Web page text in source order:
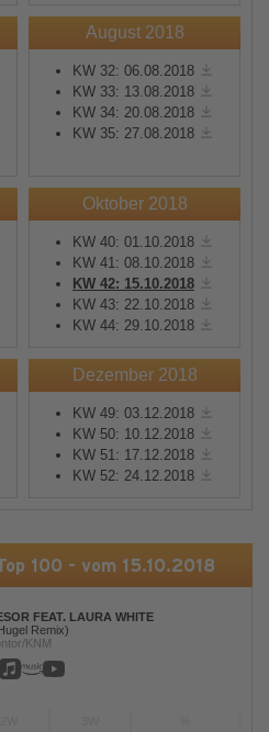
August 2018
KW 32: 06.08.2018
KW 33: 13.08.2018
KW 34: 20.08.2018
KW 35: 27.08.2018
Oktober 2018
KW 40: 01.10.2018
KW 41: 08.10.2018
KW 42: 15.10.2018
KW 43: 22.10.2018
KW 44: 29.10.2018
Dezember 2018
KW 49: 03.12.2018
KW 50: 10.12.2018
KW 51: 17.12.2018
KW 52: 24.12.2018
100 - vom 15.10.2018
FEAT. LAURA WHITE
Remix)
KNM